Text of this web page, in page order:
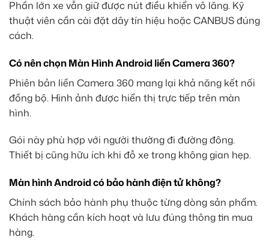
Phần lớn xe vẫn giữ được nút điều khiển vô lăng. Kỹ
thuật viên cần cài đặt dây tín hiệu hoặc CANBUS đúng
cách.
Có nên chọn Màn Hình Android liền Camera 360?
Phiên bản liền Camera 360 mang lại khả năng kết nối
đồng bộ. Hình ảnh được hiển thị trực tiếp trên màn
hình.
Gói này phù hợp với người thường đi đường đông.
Thiết bị cũng hữu ích khi đỗ xe trong không gian hẹp.
Màn hình Android có bảo hành điện tử không?
Chính sách bảo hành phụ thuộc từng dòng sản phẩm.
Khách hàng cần kích hoạt và lưu đúng thông tin mua
hàng.